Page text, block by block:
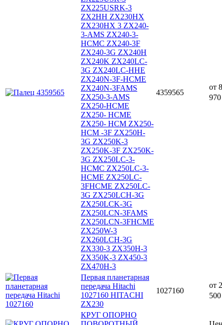
ZX225USRK-3
ZX2HH ZX230HX
ZX230HX 3 ZX240-
3-AMS ZX240-3-
HCMC ZX240-3F
ZX240-3G ZX240H
ZX240K ZX240LC-
3G ZX240LC-HHE
ZX240N-3F-HCME
ZX240N-3FAMS
ZX250-3-AMS
ZX250-HCME
ZX250- HCME
ZX250- HCM ZX250-
HCM -3F ZX250H-
3G ZX250K-3
ZX250K-3F ZX250K-
3G ZX250LC-3-
HCMC ZX250LC-3-
HCME ZX250LC-
3FHCME ZX250LC-
3G ZX250LCH-3G
ZX250LCK-3G
ZX250LCN-3FAMS
ZX250LCN-3FHCME
ZX250W-3
ZX260LCH-3G
ZX330-3 ZX350H-3
ZX350K-3 ZX450-3
ZX470H-3
4359565
от 8
Первая планетарная
передача Hitachi
1027160 HITACHI
ZX230
1027160
от
КРУГ ОПОРНО